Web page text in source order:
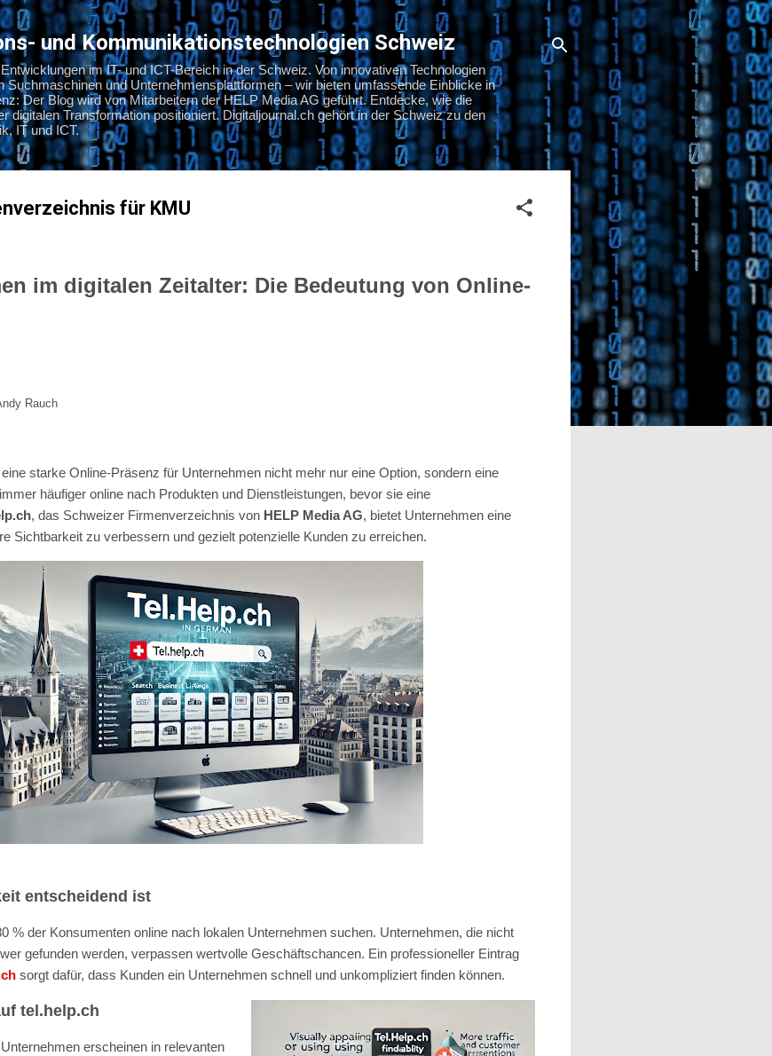
Direkt zum Hauptbereich
und Kommunikationstechnologien Schweiz
im IT- und ICT-Bereich in der Schweiz. Von innovativen Technologien
Suchmaschinen und Unternehmensplattformen – wir bieten umfassende Einblicke in
Der Blog wird von Mitarbeitern der HELP Media AG geführt. Entdecke, wie die
digitalen Transformation positioniert. Digitaljournal.ch gehört in der Schweiz zu den
IT und ICT.
für KMU
im digitalen Zeitalter: Die Bedeutung von Online-
Rauch
starke Online-Präsenz für Unternehmen nicht mehr nur eine Option, sondern eine
häufiger online nach Produkten und Dienstleistungen, bevor sie eine
, das Schweizer Firmenverzeichnis von HELP Media AG, bietet Unternehmen eine
Sichtbarkeit zu verbessern und gezielt potenzielle Kunden zu erreichen.
entscheidend ist
% der Konsumenten online nach lokalen Unternehmen suchen. Unternehmen, die nicht
gefunden werden, verpassen wertvolle Geschäftschancen. Ein professioneller Eintrag
sorgt dafür, dass Kunden ein Unternehmen schnell und unkompliziert finden können.
tel.help.ch
Unternehmen erscheinen in relevanten